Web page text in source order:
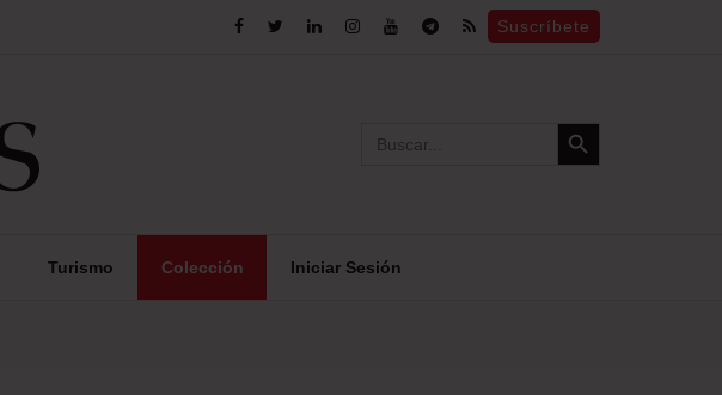
Suscríbete
for:
Search Button
Turismo Colección Iniciar Sesión